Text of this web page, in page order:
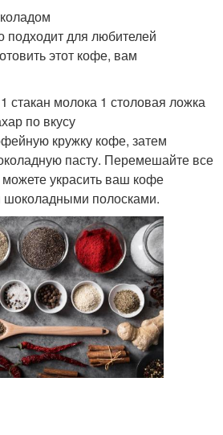
подходит для любителей
этот кофе, вам
стакан молока 1 столовая ложка
по вкусу
кружку кофе, затем
пасту. Перемешайте все
украсить ваш кофе
шоколадными полосками.